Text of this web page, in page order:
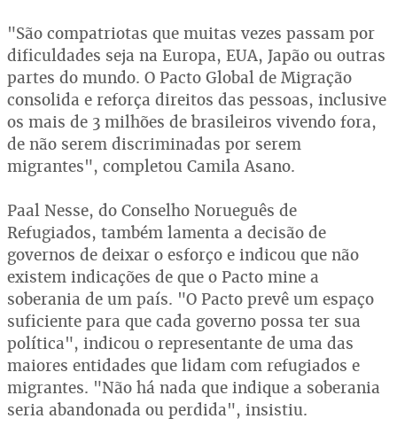
"São compatriotas que muitas vezes passam por
dificuldades seja na Europa, EUA, Japão ou outras
partes do mundo. O Pacto Global de Migração
consolida e reforça direitos das pessoas, inclusive
os mais de 3 milhões de brasileiros vivendo fora,
de não serem discriminadas por serem
migrantes", completou Camila Asano.
Paal Nesse, do Conselho Norueguês de
Refugiados, também lamenta a decisão de
governos de deixar o esforço e indicou que não
existem indicações de que o Pacto mine a
soberania de um país. "O Pacto prevê um espaço
suficiente para que cada governo possa ter sua
política", indicou o representante de uma das
maiores entidades que lidam com refugiados e
migrantes. "Não há nada que indique a soberania
seria abandonada ou perdida", insistiu.